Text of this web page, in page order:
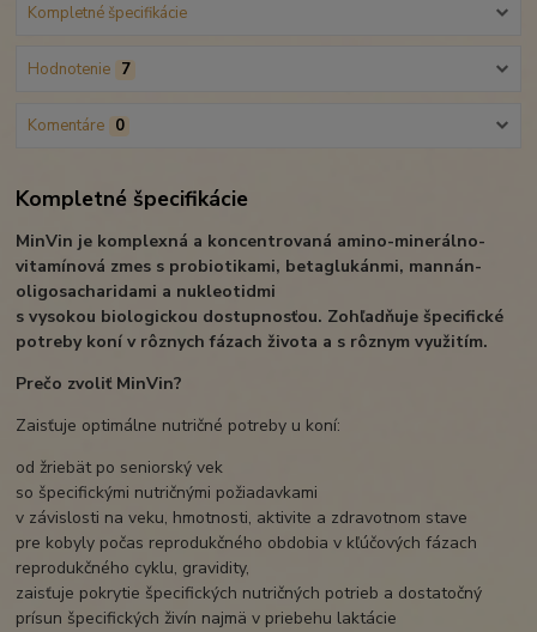
Kompletné špecifikácie
Hodnotenie 7
Komentáre 0
Kompletné špecifikácie
MinVin je komplexná a koncentrovaná amino-minerálno-
vitamínová zmes s probiotikami, betaglukánmi, mannán-
oligosacharidami a nukleotidmi
s vysokou biologickou dostupnosťou. Zohľadňuje špecifické
potreby koní v rôznych fázach života a s rôznym využitím.
Prečo zvoliť MinVin?
Zaisťuje optimálne nutričné ​​potreby u koní:
od žriebät po seniorský vek
so špecifickými nutričnými požiadavkami
v závislosti na veku, hmotnosti, aktivite a zdravotnom stave
pre kobyly počas reprodukčného obdobia v kľúčových fázach
reprodukčného cyklu, gravidity,
zaisťuje pokrytie špecifických nutričných potrieb a dostatočný
prísun špecifických živín najmä v priebehu laktácie